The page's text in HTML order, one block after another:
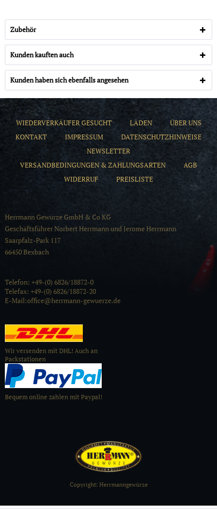
Zubehör
Kunden kauften auch
Kunden haben sich ebenfalls angesehen
WIEDERVERKÄUFER GESUCHT LÄDEN
ÜBER UNS
KONTAKT
IMPRESSUM
DATENSCHUTZHINWEISE
NEWSLETTER
VERSANDBEDINGUNGEN & ZAHLUNGSARTEN
AGB
WIDERRUF
PREISLISTE
Herrmann Gewürze GmbH & Co KG
Geschäftsführer Norbert Herrmann und Jerome Herrmann
Saarpfalz-Park 117
66450 Bexbach
Telefon: +49-(0) 6826/18872-0
Telefax: +49-(0) 6826/18872-20
E-Mail:office@herrmann-gewuerze.de
Wir versenden mit DHL! Auch an
Packstationen
Bequem online zahlen mit Paypal!
Copyright: Herrmanngewürze